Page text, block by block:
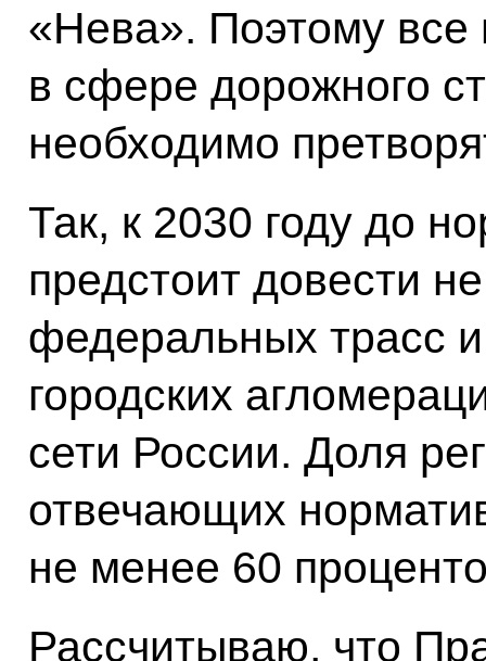
«Нева». Поэтому
в сфере дорожного
необходимо
Так, к 2030 году до
предстоит довести
федеральных трасс
городских
сети России. Доля
отвечающих
не менее 60
Рассчитываю, что